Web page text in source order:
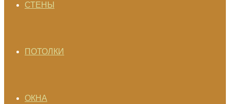
СТЕНЫ
ПОТОЛКИ
ОКНА